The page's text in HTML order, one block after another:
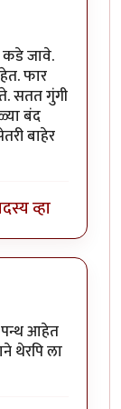
कडे जावे.
फार
सतत गुंगी
बंद
बाहेर
व्हा
byतमराज
पन्थ आहेत
थेरपि ला